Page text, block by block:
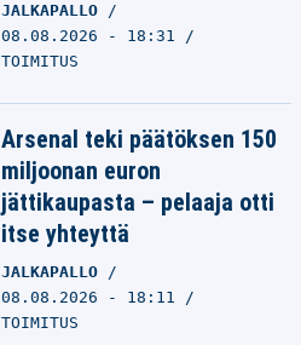
JALKAPALLO
08.08.2026 - 18:31
TOIMITUS
Arsenal teki päätöksen 150
miljoonan euron
jättikaupasta – pelaaja otti
itse yhteyttä
JALKAPALLO
08.08.2026 - 18:11
TOIMITUS